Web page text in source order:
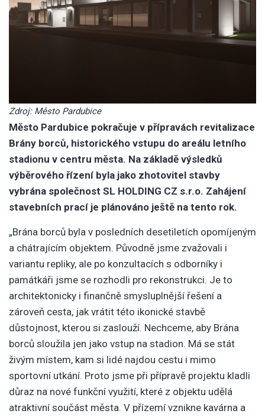
Zdroj: Město Pardubice
Město Pardubice pokračuje v přípravách revitalizace
Brány borců, historického vstupu do areálu letního
stadionu v centru města. Na základě výsledků
výběrového řízení byla jako zhotovitel stavby
vybrána společnost SL HOLDING CZ s.r.o. Zahájení
stavebních prací je plánováno ještě na tento rok.
„Brána borců byla v posledních desetiletích opomíjeným
a chátrajícím objektem. Původně jsme zvažovali i
variantu repliky, ale po konzultacích s odborníky i
památkáři jsme se rozhodli pro rekonstrukci. Je to
architektonicky i finančně smysluplnější řešení a
zároveň cesta, jak vrátit této ikonické stavbě
důstojnost, kterou si zaslouží. Nechceme, aby Brána
borců sloužila jen jako vstup na stadion. Má se stát
živým místem, kam si lidé najdou cestu i mimo
sportovní utkání. Proto jsme při přípravě projektu kladli
důraz na nové funkční využití, které z objektu udělá
atraktivní součást města. V přízemí vznikne kavárna a